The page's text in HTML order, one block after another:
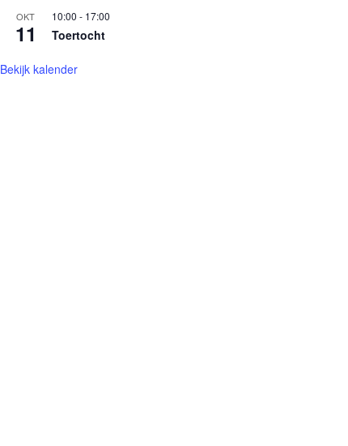
OKT
11
10:00 - 17:00
Toertocht
Bekijk kalender